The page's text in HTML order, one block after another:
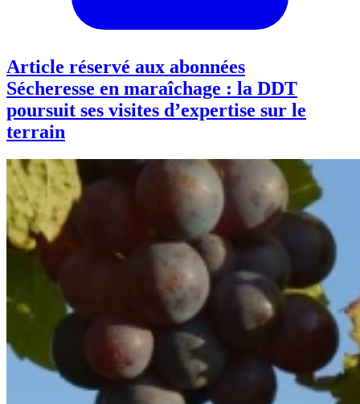
Article réservé aux abonnées
Sécheresse en maraîchage : la DDT
poursuit ses visites d’expertise sur le
terrain